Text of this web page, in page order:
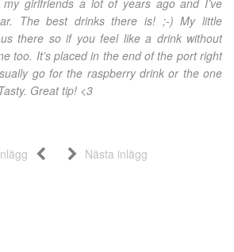
girlfriends a lot of years ago and I’ve
The best drinks there is! ;-) My little
there so if you feel like a drink without
too. It’s placed in the end of the port right
go for the raspberry drink or the one
Great tip! <3
Nästa inlägg